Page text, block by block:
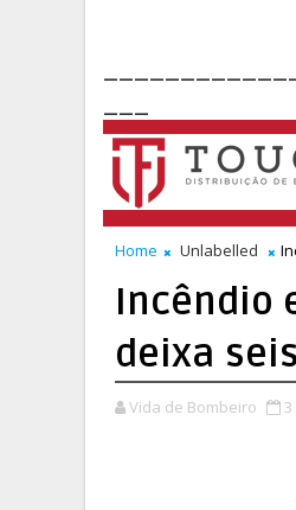
Home Unlabelled
Incêndio
deixa
Vida de Bombeiro